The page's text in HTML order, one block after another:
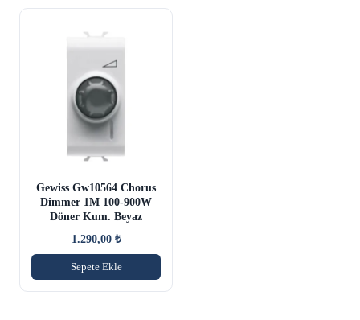
Gewiss Gw10564 Chorus
Dimmer 1M 100-900W
Döner Kum. Beyaz
1.290,00 ₺
Sepete Ekle